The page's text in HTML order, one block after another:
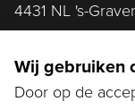
4431 NL 's-
Wij gebruiken
Door op de